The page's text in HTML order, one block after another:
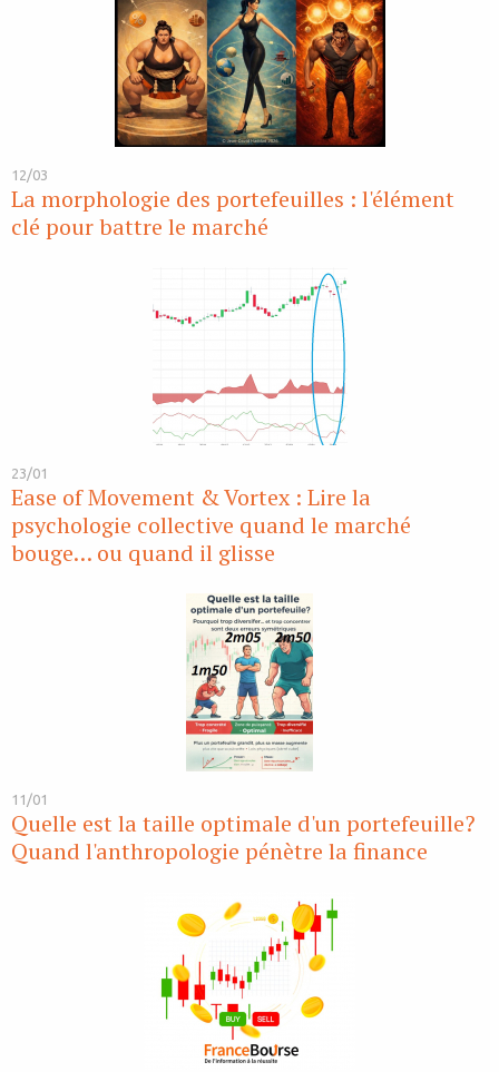
12/03
La morphologie des portefeuilles : l'élément
clé pour battre le marché
23/01
Ease of Movement & Vortex : Lire la
psychologie collective quand le marché
bouge… ou quand il glisse
11/01
Quelle est la taille optimale d'un portefeuille?
Quand l'anthropologie pénètre la finance